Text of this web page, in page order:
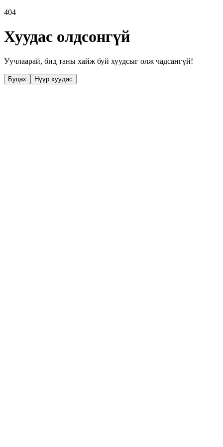
404
Хуудас олдсонгүй
Уучлаарай, бид таны хайж буй хуудсыг олж чадсангүй!
Буцах Нүүр хуудас